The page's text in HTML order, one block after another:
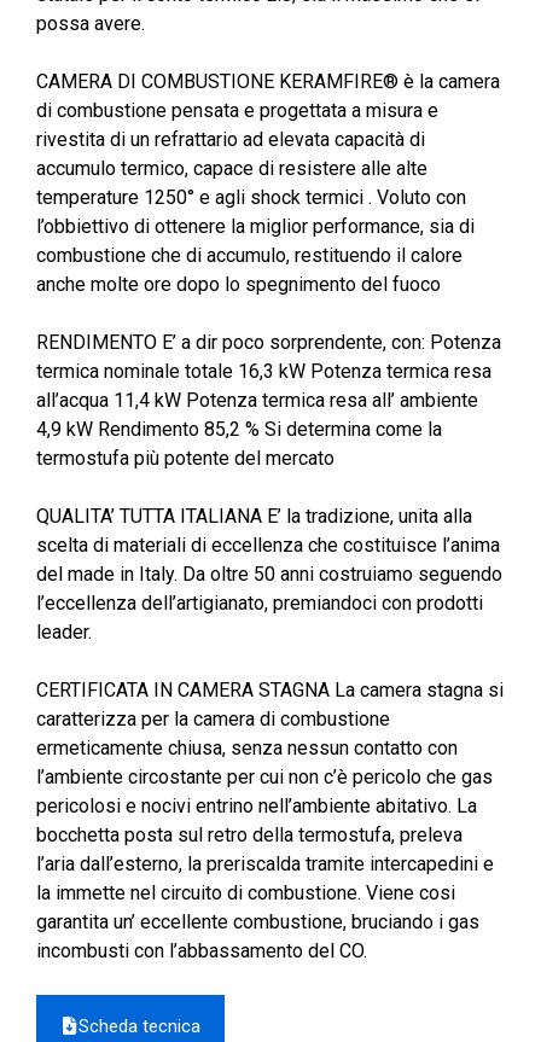
possa avere.
CAMERA DI COMBUSTIONE KERAMFIRE® è la camera
di combustione pensata e progettata a misura e
rivestita di un refrattario ad elevata capacità di
accumulo termico, capace di resistere alle alte
temperature 1250° e agli shock termici . Voluto con
l’obbiettivo di ottenere la miglior performance, sia di
combustione che di accumulo, restituendo il calore
anche molte ore dopo lo spegnimento del fuoco
RENDIMENTO E’ a dir poco sorprendente, con: Potenza
termica nominale totale 16,3 kW Potenza termica resa
all’acqua 11,4 kW Potenza termica resa all’ ambiente
4,9 kW Rendimento 85,2 % Si determina come la
termostufa più potente del mercato
QUALITA’ TUTTA ITALIANA E’ la tradizione, unita alla
scelta di materiali di eccellenza che costituisce l’anima
del made in Italy. Da oltre 50 anni costruiamo seguendo
l’eccellenza dell’artigianato, premiandoci con prodotti
leader.
CERTIFICATA IN CAMERA STAGNA La camera stagna si
caratterizza per la camera di combustione
ermeticamente chiusa, senza nessun contatto con
l’ambiente circostante per cui non c’è pericolo che gas
pericolosi e nocivi entrino nell’ambiente abitativo. La
bocchetta posta sul retro della termostufa, preleva
l’aria dall’esterno, la preriscalda tramite intercapedini e
la immette nel circuito di combustione. Viene cosi
garantita un’ eccellente combustione, bruciando i gas
incombusti con l’abbassamento del CO.
Scheda tecnica